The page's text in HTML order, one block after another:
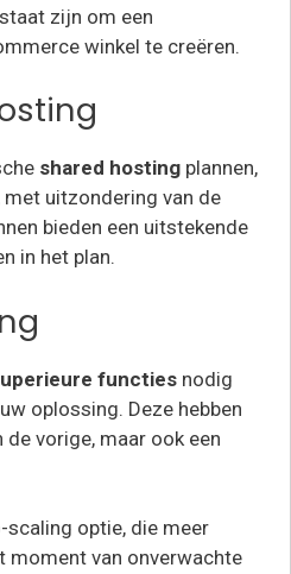
zijn om een
winkel te creëren.
shared hosting plannen,
uitzondering van de
bieden een uitstekende
in het plan.
functies nodig
oplossing. Deze hebben
vorige, maar ook een
scaling optie, die meer
moment van onverwachte